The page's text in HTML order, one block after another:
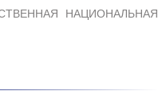
НАЦИОНАЛЬНАЯ